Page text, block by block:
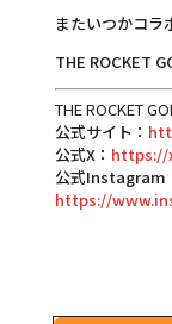
またいつかコラ
THE ROCKET
THE ROCKET
公式サイト：
公式X： https://
公式Instagram
https://